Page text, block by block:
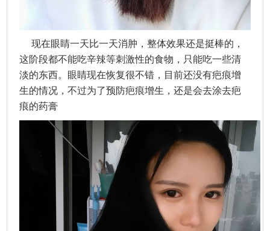
现在眼睛一天比一天消肿，整体效果还是挺棒的，
这阶段都不能吃辛辣等刺激性的食物，只能吃一些清
淡的东西。眼睛现在恢复很不错，目前还没有疤痕增
生的情况，不过为了预防疤痕增生，还是会去涂去疤
痕的药膏